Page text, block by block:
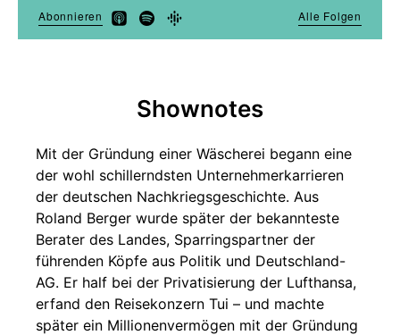
Shownotes
Mit der Gründung einer Wäscherei begann eine
der wohl schillerndsten Unternehmerkarrieren
der deutschen Nachkriegsgeschichte. Aus
Roland Berger wurde später der bekannteste
Berater des Landes, Sparringspartner der
führenden Köpfe aus Politik und Deutschland-
AG. Er half bei der Privatisierung der Lufthansa,
erfand den Reisekonzern Tui – und machte
später ein Millionenvermögen mit der Gründung